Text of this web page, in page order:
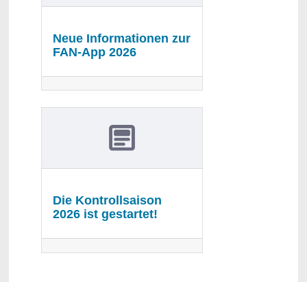
Neue Informationen zur
FAN-App 2026
Die Kontrollsaison
2026 ist gestartet!